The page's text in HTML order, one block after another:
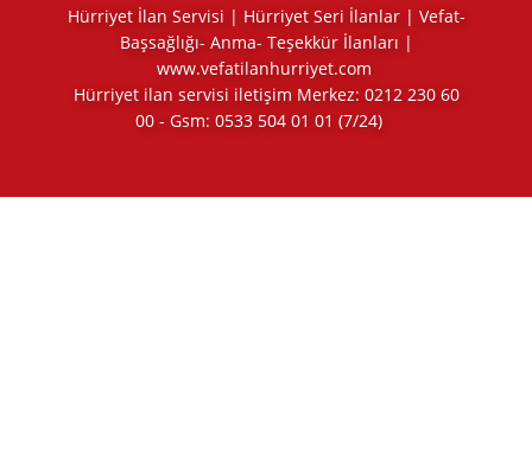
Hürriyet İlan Servisi | Hürriyet Seri İlanlar | Vefat-
Başsağlığı- Anma- Teşekkür İlanları |
www.vefatilanhurriyet.com
Hürriyet ilan servisi iletişim Merkez: 0212 230 60
00 - Gsm: 0533 504 01 01 (7/24)